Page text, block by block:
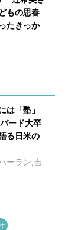
もの思春
たきっか
は「塾」
ード大卒
る日米の
ーラン,吉